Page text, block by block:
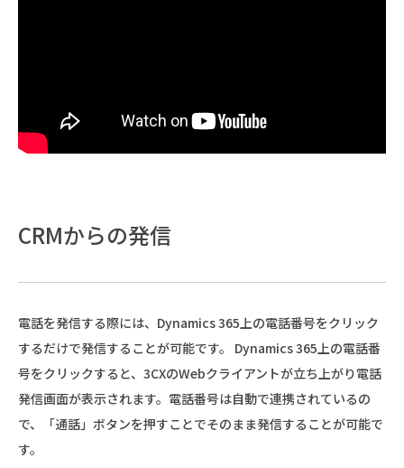
CRMからの発信
電話を発信する際には、Dynamics 365上の電話番号をクリック
するだけで発信することが可能です。 Dynamics 365上の電話番
号をクリックすると、3CXのWebクライアントが立ち上がり電話
発信画面が表示されます。電話番号は自動で連携されているの
で、「通話」ボタンを押すことでそのまま発信することが可能で
す。